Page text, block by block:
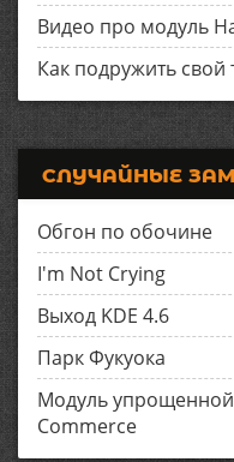
Видео про модуль
Как подружить свой
СЛУЧАЙНЫЕ
Обгон по обочине
I'm Not Crying
Выход KDE 4.6
Парк Фукуока
Модуль
Commerce